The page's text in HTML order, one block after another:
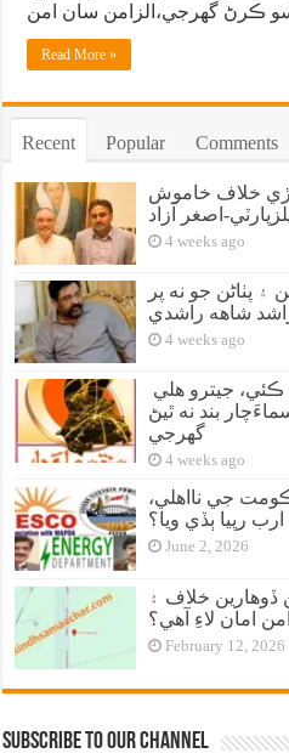
Read More »
Recent Popular Comments
خلاف خاموش
اصغر آزاد
4 weeks ago
پٺاڻن جو نه پر
شاهه راشدي
4 weeks ago
بند نه ٿيڻ
گهرجي
4 weeks ago
جي نااهلي،
June 2, 2026
خلاف ۽
امن امان لاءِ آهي؟
February 12, 2026
Subscribe to our Channel